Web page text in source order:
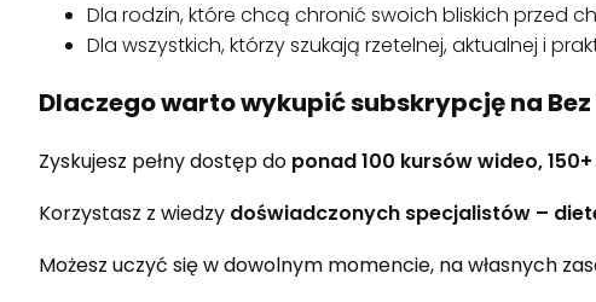
Dla rodzin, które chcą chronić swoich bliskich przed
Dla wszystkich, którzy szukają rzetelnej, aktualnej i
Dlaczego warto wykupić subskrypcję na
Zyskujesz pełny dostęp do ponad 100 kursów wideo,
Korzystasz z wiedzy doświadczonych specjalistów –
Możesz uczyć się w dowolnym momencie, na własnych